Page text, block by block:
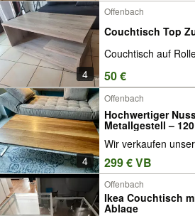
4
Offenbach
Couchtisch Top
Couchtisch auf
50 €
4
Offenbach
Hochwertiger
Metallgestell –
Wir verkaufen
299 € VB
Offenbach
Ikea Couchtisch
Ablage